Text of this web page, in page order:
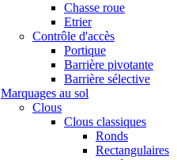
Chasse roue
Etrier
Contrôle d'accès
Portique
Barrière pivotante
Barrière sélective
Marquages au sol
Clous
Clous classiques
Ronds
Rectangulaires